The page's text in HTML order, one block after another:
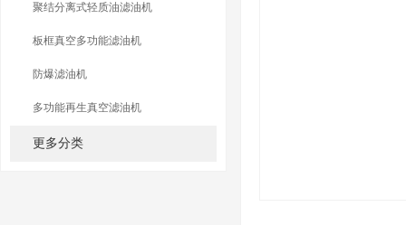
聚结分离式轻质油滤油机
板框真空多功能滤油机
防爆滤油机
多功能再生真空滤油机
更多分类